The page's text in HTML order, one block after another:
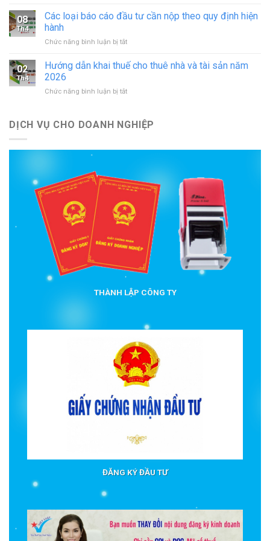
động
in
nhất
nghiệp
định
nhất
và
tục
tư
ngoài
08
Th4
Các loại báo cáo đầu tư cần nộp theo quy định hiện
hành
Chức năng bình luận bị tắtở
loại
báo
đầu
nộp
02
Th4
Hướng dẫn khai thuế cho thuê nhà và tài sản năm
2026
Chức năng bình luận bị tắtở
khai
thuê
tài
sản
năm
2026
DỊCH VỤ CHO DOANH NGHIỆP
THÀNH LẬP CÔNG TY
ĐĂNG KÝ ĐẦU TƯ